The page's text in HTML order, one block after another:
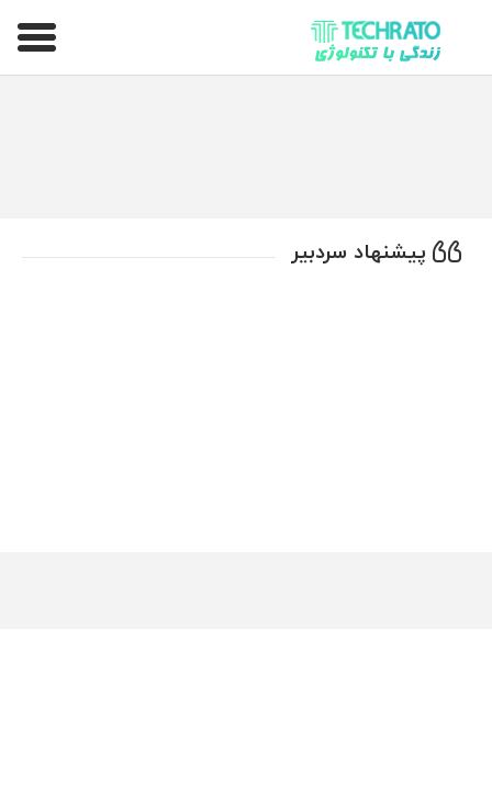
تکراتو – زندگی با تکنولوژی
پیشنهاد سردبیر